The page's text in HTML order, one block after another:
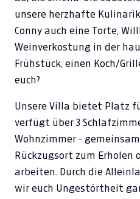
unsere herzhafte
Conny auch eine Torte,
Weinverkostung in der
Frühstück, einen Koch/
euch?
Unsere Villa bietet Platz
verfügt über 3
Wohnzimmer -
Rückzugsort zum Erholen
arbeiten. Durch die
wir euch Ungestörtheit